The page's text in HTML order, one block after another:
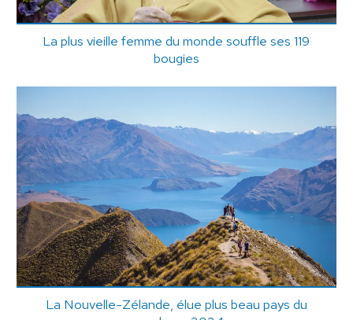
La plus vieille femme du monde souffle ses 119
bougies
La Nouvelle-Zélande, élue plus beau pays du